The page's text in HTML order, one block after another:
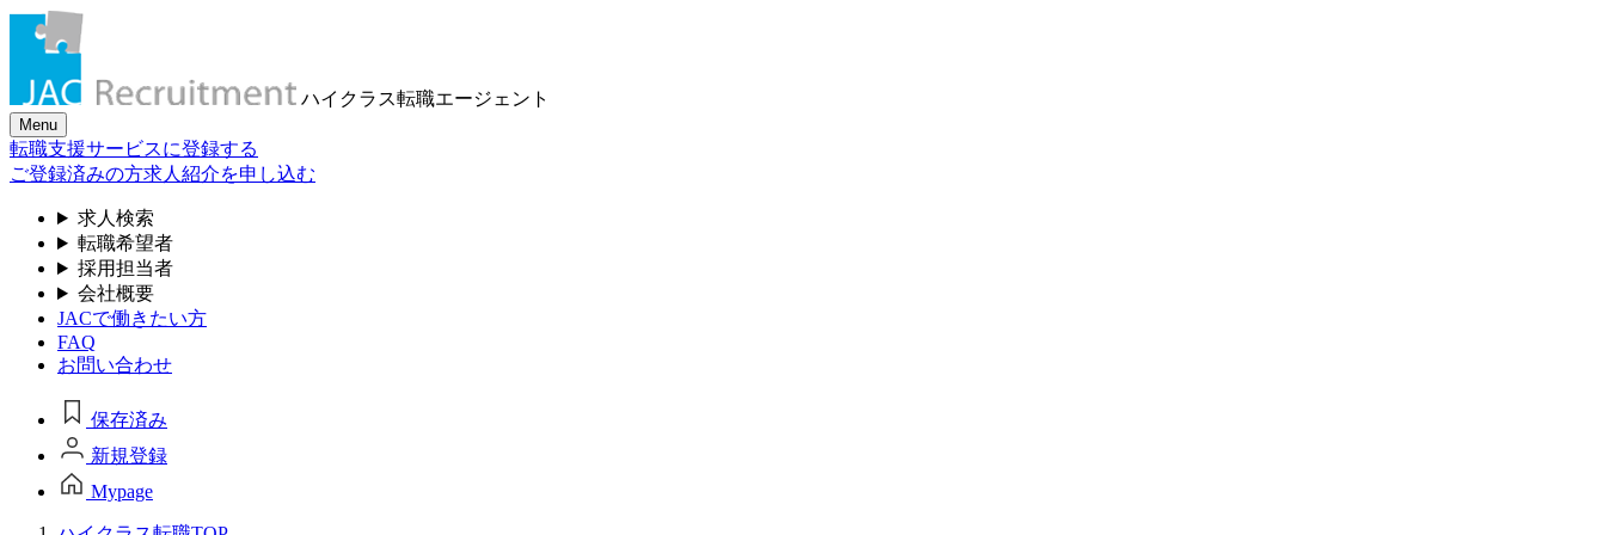
ハイクラス転職エージェント
Menu
転職支援サービスに登録する
ご登録済みの方求人紹介を申し込む
求人検索
転職希望者
採用担当者
会社概要
JACで働きたい方
FAQ
お問い合わせ
保存済み
新規登録
Mypage